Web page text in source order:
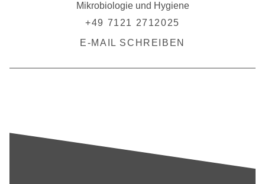
Mikrobiologie und Hygiene
+49 7121 2712025
E-MAIL SCHREIBEN